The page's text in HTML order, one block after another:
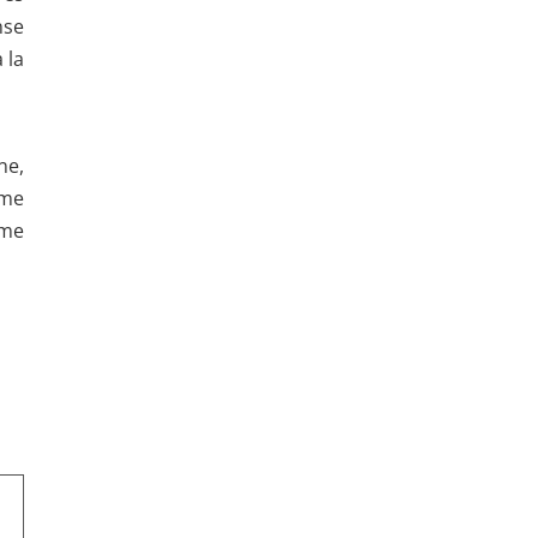
la